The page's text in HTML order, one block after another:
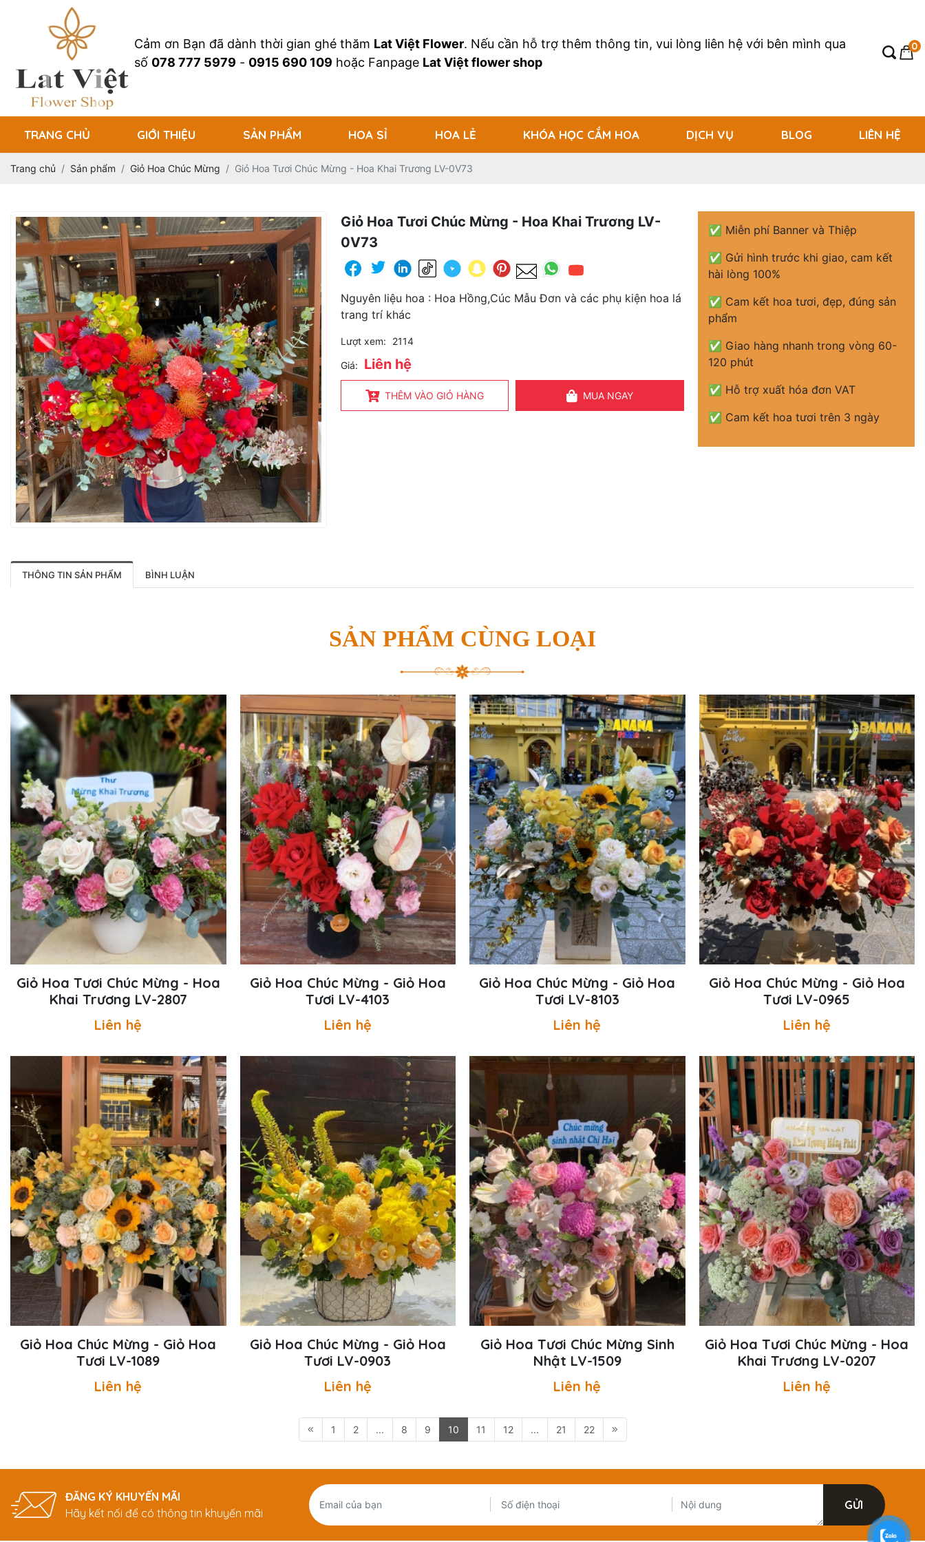
Cảm ơn Bạn đã dành thời gian ghé thăm Lat Việt Flower. Nếu cần hỗ trợ thêm thông tin, vui lòng liên hệ với bên mình qua
số 078 777 5979 - 0915 690 109 hoặc Fanpage Lat Việt flower shop
0
TRANG CHỦ GIỚI THIỆU SẢN PHẨM HOA SỈ HOA LẺ KHÓA HỌC CẮM HOA DỊCH VỤ BLOG LIÊN HỆ
Trang chủ Sản phẩm Giỏ Hoa Chúc Mừng Giỏ Hoa Tươi Chúc Mừng - Hoa Khai Trương LV-0V73
Giỏ Hoa Tươi Chúc Mừng - Hoa Khai Trương LV-
0V73
Nguyên liệu hoa : Hoa Hồng,Cúc Mẫu Đơn và các phụ kiện hoa lá
trang trí khác
Lượt xem: 2114
Giá: Liên hệ
THÊM VÀO GIỎ HÀNG MUA NGAY
✅ Miễn phí Banner và Thiệp
✅ Gửi hình trước khi giao, cam kết
hài lòng 100%
✅ Cam kết hoa tươi, đẹp, đúng sản
phẩm
✅ Giao hàng nhanh trong vòng 60-
120 phút
✅ Hỗ trợ xuất hóa đơn VAT
✅ Cam kết hoa tươi trên 3 ngày
THÔNG TIN SẢN PHẨM BÌNH LUẬN
SẢN PHẨM CÙNG LOẠI
Giỏ Hoa Tươi Chúc Mừng - Hoa
Khai Trương LV-2807
Liên hệ
Giỏ Hoa Chúc Mừng - Giỏ Hoa
Tươi LV-4103
Liên hệ
Giỏ Hoa Chúc Mừng - Giỏ Hoa
Tươi LV-8103
Liên hệ
Giỏ Hoa Chúc Mừng - Giỏ Hoa
Tươi LV-0965
Liên hệ
Giỏ Hoa Chúc Mừng - Giỏ Hoa
Tươi LV-1089
Liên hệ
Giỏ Hoa Chúc Mừng - Giỏ Hoa
Tươi LV-0903
Liên hệ
Giỏ Hoa Tươi Chúc Mừng Sinh
Nhật LV-1509
Liên hệ
Giỏ Hoa Tươi Chúc Mừng - Hoa
Khai Trương LV-0207
Liên hệ
1 2 ... 8 9 10 11 12 ... 21 22
ĐĂNG KÝ KHUYẾN MÃI
Hãy kết nối để có thông tin khuyến mãi